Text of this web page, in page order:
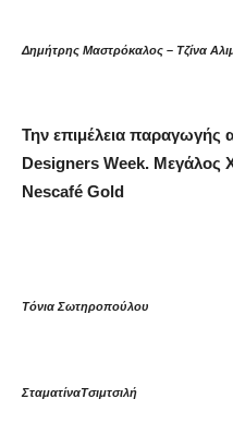
Δημήτρης Μαστρόκαλος – Τζίνα
Την επιμέλεια παραγωγής
Designers Week. Μεγάλος
Nescafé Gold
Τόνια Σωτηροπούλου
ΣταματίναΤσιμτσιλή